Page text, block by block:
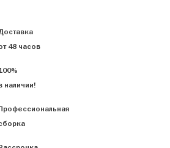
48 часов
наличии!